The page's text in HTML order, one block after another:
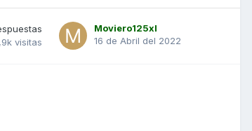
visitas
Moviero125xl
16 de Abril del 2022